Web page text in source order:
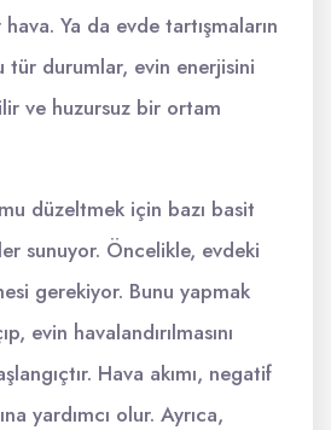
Ya da evde tartışmaların
tür durumlar, evin enerjisini
ve huzursuz bir ortam
düzeltmek için bazı basit
sunuyor. Öncelikle, evdeki
gerekiyor. Bunu yapmak
evin havalandırılmasını
Hava akımı, negatif
yardımcı olur. Ayrıca,